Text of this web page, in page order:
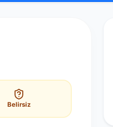
Belirsiz